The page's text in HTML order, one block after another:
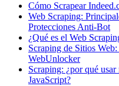
Cómo Scrapear
Web Scraping:
Protecciones Anti-Bot
¿Qué es el Web
Scraping de Sitios
WebUnlocker
Scraping: ¿por qué
JavaScript?